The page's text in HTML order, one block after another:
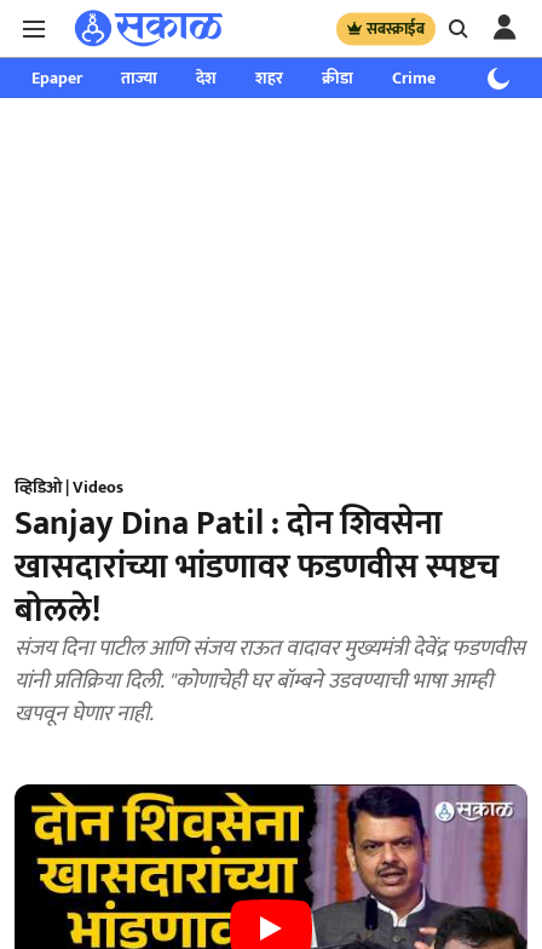
सबस्क्राईब
Epaper ताज्या देश शहर क्रीडा Crime साप्ताहिक
व्हिडिओ | Videos
Sanjay Dina Patil : दोन शिवसेना
खासदारांच्या भांडणावर फडणवीस स्पष्टच
बोलले!
संजय दिना पाटील आणि संजय राऊत वादावर मुख्यमंत्री देवेंद्र फडणवीस
यांनी प्रतिक्रिया दिली. "कोणाचेही घर बॉम्बने उडवण्याची भाषा आम्ही
खपवून घेणार नाही.